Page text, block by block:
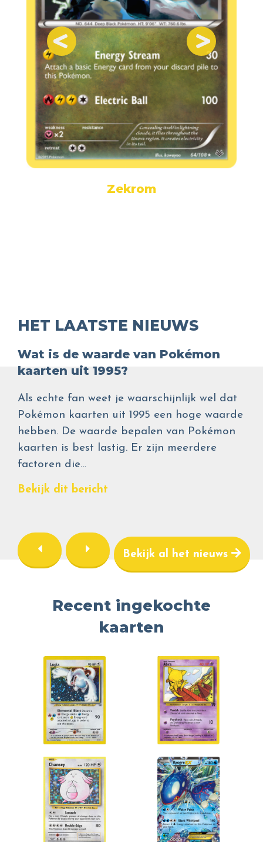
Zekrom
HET LAATSTE NIEUWS
Wat is de waarde van Pokémon
kaarten uit 1995?
Als echte fan weet je waarschijnlijk wel dat
Pokémon kaarten uit 1995 een hoge waarde
hebben. De waarde bepalen van Pokémon
kaarten is best lastig. Er zijn meerdere
factoren die…
Bekijk dit bericht
Bekijk al het nieuws
Recent ingekochte
kaarten